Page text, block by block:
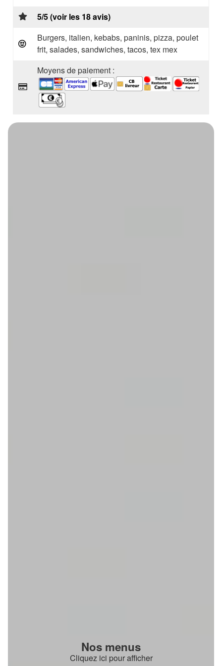
5/5 (voir les 18 avis)
Burgers, italien, kebabs, paninis, pizza, poulet
frit, salades, sandwiches, tacos, tex mex
Moyens de paiement :
Nos menus
Cliquez ici pour afficher